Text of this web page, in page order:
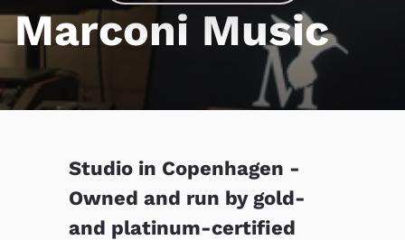
Marconi Music
Studio in Copenhagen -
Owned and run by gold-
and platinum-certified